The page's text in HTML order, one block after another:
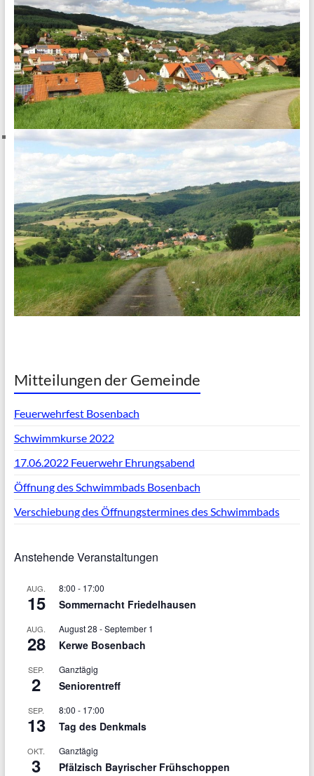
Mitteilungen der Gemeinde
Feuerwehrfest Bosenbach
Schwimmkurse 2022
17.06.2022 Feuerwehr Ehrungsabend
Öffnung des Schwimmbads Bosenbach
Verschiebung des Öffnungstermines des Schwimmbads
Anstehende Veranstaltungen
AUG.
15
8:00 - 17:00
Sommernacht Friedelhausen
AUG.
28
August 28 -September 1
Kerwe Bosenbach
SEP.
2
Ganztägig
Seniorentreff
SEP.
13
8:00 - 17:00
Tag des Denkmals
OKT.
3
Ganztägig
Pfälzisch Bayrischer Frühschoppen